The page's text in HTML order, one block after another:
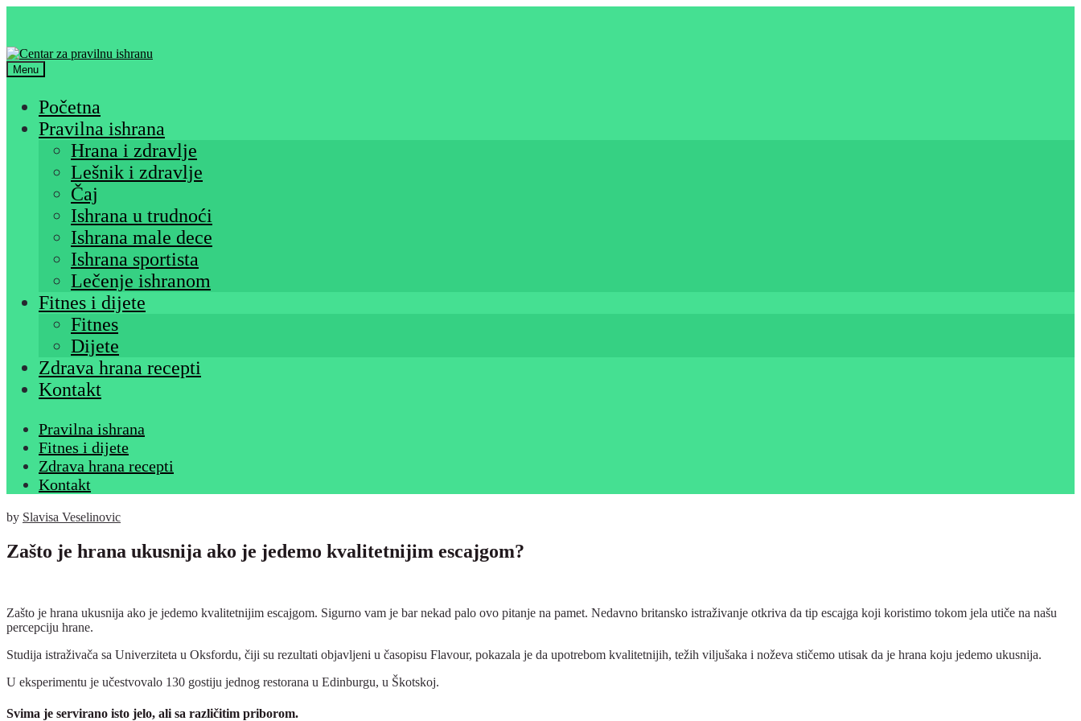
Menu
Početna
Pravilna ishrana
Hrana i zdravlje
Lešnik i zdravlje
Čaj
Ishrana u trudnoći
Ishrana male dece
Ishrana sportista
Lečenje ishranom
Fitnes i dijete
Fitnes
Dijete
Zdrava hrana recepti
Kontakt
Pravilna ishrana
Fitnes i dijete
Zdrava hrana recepti
Kontakt
by Slavisa Veselinovic
Zašto je hrana ukusnija ako je jedemo kvalitetnijim escajgom?
Zašto je hrana ukusnija ako je jedemo kvalitetnijim escajgom. Sigurno vam je bar nekad palo ovo pitanje na pamet. Nedavno britansko istraživanje otkriva da tip escajga koji koristimo tokom jela utiče na našu
percepciju hrane.
Studija istraživača sa Univerziteta u Oksfordu, čiji su rezultati objavljeni u časopisu Flavour, pokazala je da upotrebom kvalitetnijih, težih viljušaka i noževa stičemo utisak da je hrana koju jedemo ukusnija.
U eksperimentu je učestvovalo 130 gostiju jednog restorana u Edinburgu, u Škotskoj.
Svima je servirano isto jelo, ali sa različitim priborom.